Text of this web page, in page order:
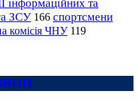
інформаційних та
ЗСУ 166 спортсмени
комісія ЧНУ 119